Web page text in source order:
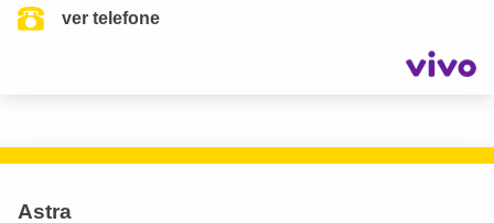
ver telefone
Astra